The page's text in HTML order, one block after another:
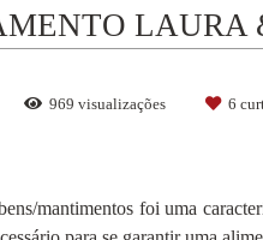
LAURA
969 visualizações 6
mantimentos foi uma